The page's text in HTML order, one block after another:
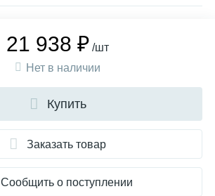
21 938 ₽ /шт
Нет в наличии
Купить
Заказать товар
Сообщить о поступлении